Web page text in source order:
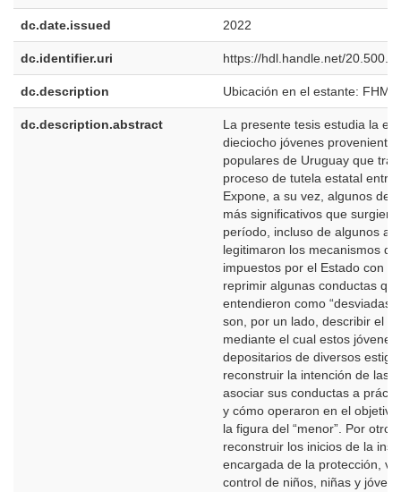
dc.date.issued 2022
dc.identifier.uri https://hdl.handle.net/
dc.description Ubicación en el estante:
dc.description.abstract
La presente tesis estudia la
dieciocho jóvenes
populares de Uruguay que
proceso de tutela estatal entre
Expone, a su vez, algunos de
más significativos que
período, incluso de algunos
legitimaron los mecanismos
impuestos por el Estado con
reprimir algunas conductas
entendieron como
son, por un lado, describir el
mediante el cual estos jóvenes
depositarios de diversos
reconstruir la intención de las
asociar sus conductas a
y cómo operaron en el
la figura del “menor”. Por otro
reconstruir los inicios de la
encargada de la protección,
control de niños, niñas y